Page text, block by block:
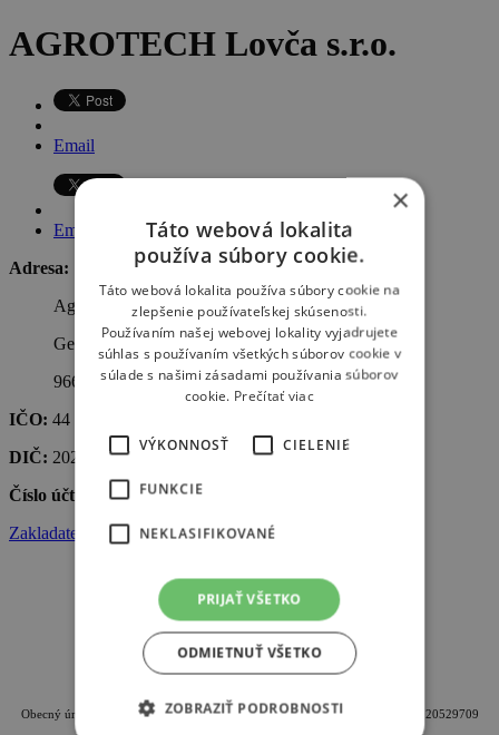
AGROTECH Lovča s.r.o.
Email
Email
Adresa:
Agrotech Lovča s.r.o.
Geromettova 95
966 21 Lovča
IČO: 44 802 099
DIČ: 2022875382
Číslo účtu:
4017852400/7500
Zakladateľská listina
Oficiálna internetová stránka obce Lovča
Obecný úrad Lovča, Geromettova 95, 96621 Lovča, IČO: 00320820, DIČ: 2020529709
×
Táto webová lokalita
používa súbory cookie.
Táto webová lokalita používa súbory cookie na
zlepšenie používateľskej skúsenosti.
Používaním našej webovej lokality vyjadrujete
súhlas s používaním všetkých súborov cookie v
súlade s našimi zásadami používania súborov
cookie. Prečítať viac
VÝKONNOSŤ CIELENIE
FUNKCIE
NEKLASIFIKOVANÉ
PRIJAŤ VŠETKO
ODMIETNUŤ VŠETKO
ZOBRAZIŤ PODROBNOSTI